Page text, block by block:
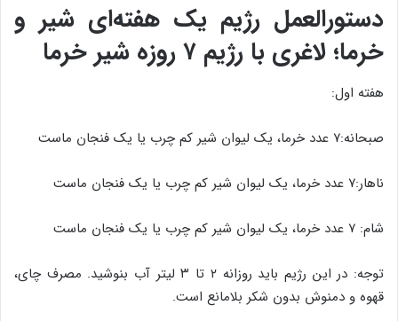
دستورالعمل رژیم یک هفته‌ای شیر و
خرما؛ لاغری با رژیم ۷ روزه شیر خرما
هفته اول:
صبحانه:۷ عدد خرما، یک لیوان شیر کم چرب یا یک فنجان ماست
ناهار:۷ عدد خرما، یک لیوان شیر کم چرب یا یک فنجان ماست
شام: ۷ عدد خرما، یک لیوان شیر کم چرب یا یک فنجان ماست
توجه: در این رژیم باید روزانه ۲ تا ۳ لیتر آب بنوشید. مصرف چای،
قهوه و دمنوش بدون شکر بلامانع است.